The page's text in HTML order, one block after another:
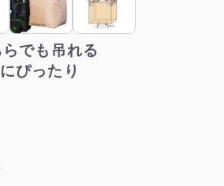
でも吊れる
ぴったり